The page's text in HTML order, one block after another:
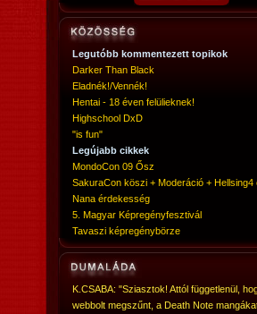
Legutóbb kommentezett topikok
Darker Than Black
Eladnék!/Vennék!
Hentai - 18 éven felülieknek!
Highschool DxD
"is fun"
Legújabb cikkek
MondoCon 09 Ősz
SakuraCon köszi + Moderáció + Hellsing4
Nana érdekesség
5. Magyar Képregényfesztivál
Tavaszi képregénybörze
K.CSABA: "Sziasztok! Attól függetlenül,
webbolt megszűnt, a Death Note